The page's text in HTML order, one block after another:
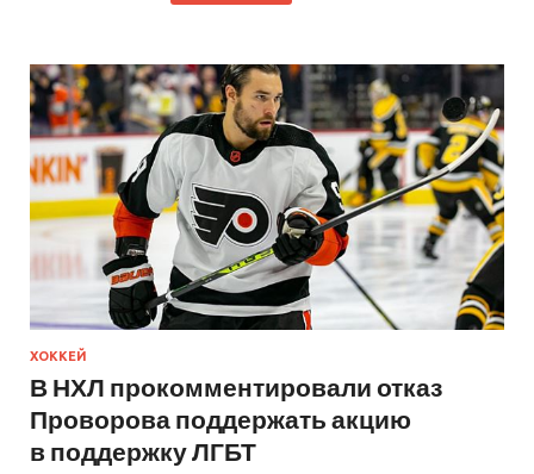
ХОККЕЙ
В НХЛ прокомментировали отказ
Проворова поддержать акцию
в поддержку ЛГБТ